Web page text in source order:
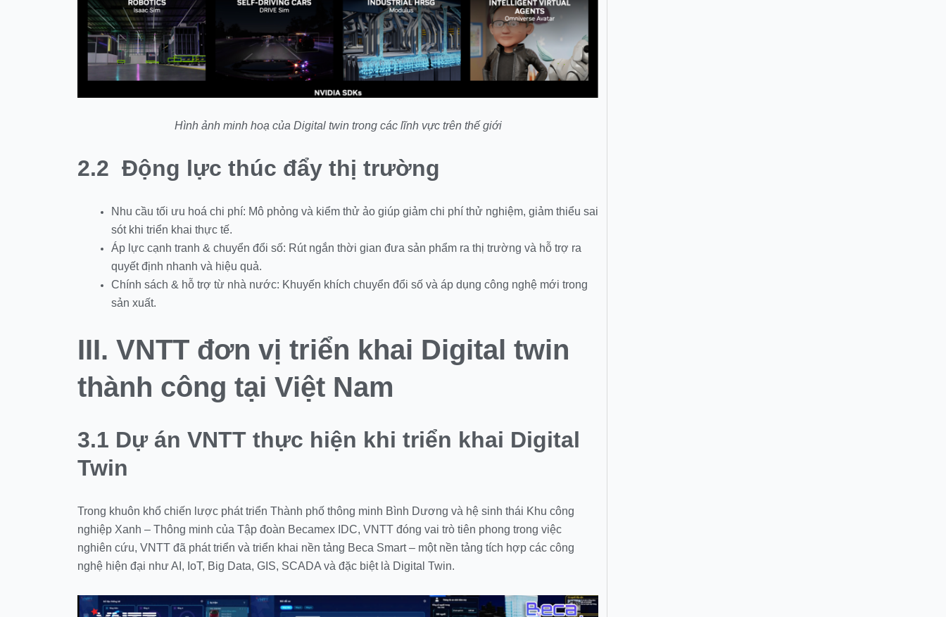
Hình ảnh minh hoạ của Digital twin trong các lĩnh vực trên thế giới
2.2 Động lực thúc đẩy thị trường
Nhu cầu tối ưu hoá chi phí: Mô phỏng và kiểm thử ảo giúp giảm chi phí thử nghiệm, giảm thiểu sai
sót khi triển khai thực tế.
Áp lực cạnh tranh & chuyển đổi số: Rút ngắn thời gian đưa sản phẩm ra thị trường và hỗ trợ ra
quyết định nhanh và hiệu quả.
Chính sách & hỗ trợ từ nhà nước: Khuyến khích chuyển đổi số và áp dụng công nghệ mới trong
sản xuất.
III. VNTT đơn vị triển khai Digital twin
thành công tại Việt Nam
3.1 Dự án VNTT thực hiện khi triển khai Digital
Twin
Trong khuôn khổ chiến lược phát triển Thành phố thông minh Bình Dương và hệ sinh thái Khu công
nghiệp Xanh – Thông minh của Tập đoàn Becamex IDC, VNTT đóng vai trò tiên phong trong việc
nghiên cứu, VNTT đã phát triển và triển khai nền tảng Beca Smart – một nền tảng tích hợp các công
nghệ hiện đại như AI, IoT, Big Data, GIS, SCADA và đặc biệt là Digital Twin.